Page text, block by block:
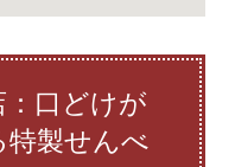
：口どけが
製せんべ